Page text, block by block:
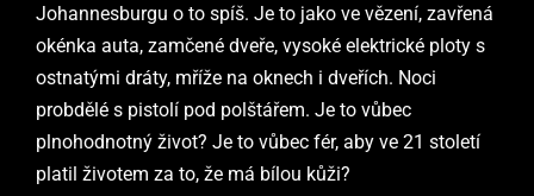
Johannesburgu o to spíš. Je to jako ve vězení, zavřená
okénka auta, zamčené dveře, vysoké elektrické ploty s
ostnatými dráty, mříže na oknech i dveřích. Noci
probdělé s pistolí pod polštářem. Je to vůbec
plnohodnotný život? Je to vůbec fér, aby ve 21 století
platil životem za to, že má bílou kůži?